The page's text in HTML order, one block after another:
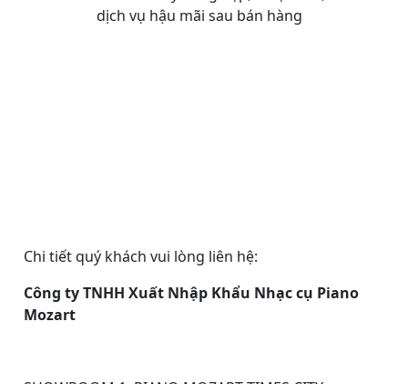
dịch vụ hậu mãi sau bán hàng
Chi tiết quý khách vui lòng liên hệ:
Công ty TNHH Xuất Nhập Khẩu Nhạc cụ Piano
Mozart